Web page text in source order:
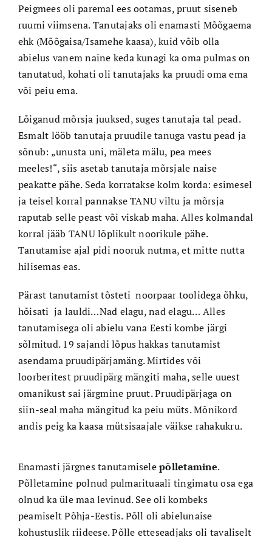
Peigmees oli paremal ees ootamas, pruut siseneb
ruumi viimsena. Tanutajaks oli enamasti Mõõgaema
ehk (Mõõgaisa/Isamehe kaasa), kuid võib olla
abielus vanem naine keda kunagi ka oma pulmas on
tanutatud, kohati oli tanutajaks ka pruudi oma ema
või peiu ema.
Lõiganud mõrsja juuksed, suges tanutaja tal pead.
Esmalt lööb tanutaja pruudile tanuga vastu pead ja
sõnub: „unusta uni, mäleta mälu, pea mees
meeles!“, siis asetab tanutaja mõrsjale naise
peakatte pähe. Seda korratakse kolm korda: esimesel
ja teisel korral pannakse TANU viltu ja mõrsja
raputab selle peast või viskab maha. Alles kolmandal
korral jääb TANU lõplikult noorikule pähe.
Tanutamise ajal pidi nooruk nutma, et mitte nutta
hilisemas eas.
Pärast tanutamist tõsteti noorpaar toolidega õhku,
hõisati ja lauldi…Nad elagu, nad elagu… Alles
tanutamisega oli abielu vana Eesti kombe järgi
sõlmitud. 19 sajandi lõpus hakkas tanutamist
asendama pruudipärjamäng. Mirtides või
loorberitest pruudipärg mängiti maha, selle uuest
omanikust sai järgmine pruut. Pruudipärjaga on
siin-seal maha mängitud ka peiu müts. Mõnikord
andis peig ka kaasa mütsisaajale väikse rahakukru.
Enamasti järgnes tanutamiselepõlletamine.
Põlletamine polnud pulmarituaali tingimatu osa ega
olnud ka üle maa levinud. See oli kombeks
peamiselt Põhja-Eestis. Põll oli abielunaise
kohustuslik riideese. Põlle etteseadjaks oli tavaliselt